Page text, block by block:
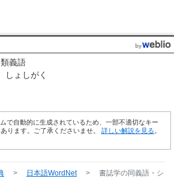
義語
しょしがく
で自動的に生成されているため、一部不適切なキー
ります。ご了承くださいませ。 詳しい解説を見る。
> 日本語WordNet > 書誌学の同義語・シ